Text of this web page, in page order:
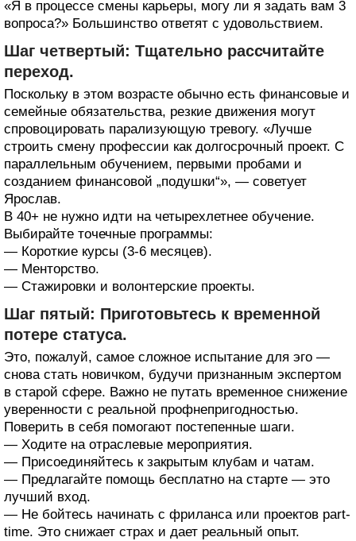
«Я в процессе смены карьеры, могу ли я задать вам 3
вопроса?» Большинство ответят с удовольствием.
Шаг четвертый: Тщательно рассчитайте
переход.
Поскольку в этом возрасте обычно есть финансовые и
семейные обязательства, резкие движения могут
спровоцировать парализующую тревогу. «Лучше
строить смену профессии как долгосрочный проект. С
параллельным обучением, первыми пробами и
созданием финансовой „подушки“», — советует
Ярослав.
В 40+ не нужно идти на четырехлетнее обучение.
Выбирайте точечные программы:
— Короткие курсы (3-6 месяцев).
— Менторство.
— Стажировки и волонтерские проекты.
Шаг пятый: Приготовьтесь к временной
потере статуса.
Это, пожалуй, самое сложное испытание для эго —
снова стать новичком, будучи признанным экспертом
в старой сфере. Важно не путать временное снижение
уверенности с реальной профнепригодностью.
Поверить в себя помогают постепенные шаги.
— Ходите на отраслевые мероприятия.
— Присоединяйтесь к закрытым клубам и чатам.
— Предлагайте помощь бесплатно на старте — это
лучший вход.
— Не бойтесь начинать с фриланса или проектов part-
time. Это снижает страх и дает реальный опыт.